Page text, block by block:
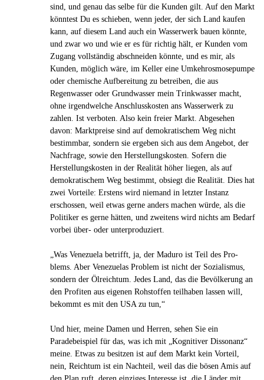
sind, und genau das selbe für die Kunden gilt. Auf den Markt
könntest Du es schieben, wenn jeder, der sich Land kaufen
kann, auf diesem Land auch ein Wasserwerk bauen könnte,
und zwar wo und wie er es für richtig hält, er Kunden vom
Zugang vollständig abschneiden könnte, und es mir, als
Kunden, möglich wäre, im Keller eine Umkehrosmosepumpe
oder chemische Aufbereitung zu betreiben, die aus
Regenwasser oder Grundwasser mein Trinkwasser macht,
ohne irgendwelche Anschlusskosten ans Wasserwerk zu
zahlen. Ist verboten. Also kein freier Markt. Abgesehen
davon: Marktpreise sind auf demokratischem Weg nicht
bestimmbar, sondern sie ergeben sich aus dem Angebot, der
Nachfrage, sowie den Herstellungskosten. Sofern die
Herstellungskosten in der Realität höher liegen, als auf
demokratischem Weg bestimmt, obsiegt die Realität. Dies hat
zwei Vorteile: Erstens wird niemand in letzter Instanz
erschossen, weil etwas gerne anders machen würde, als die
Politiker es gerne hätten, und zweitens wird nichts am Bedarf
vorbei über- oder unterproduziert.
„Was Vene­zuela betrifft, ja, der Maduro ist Teil des Pro­
blems. Aber Vene­zue­las Problem ist nicht der Sozia­lis­mus,
sondern der Ölreich­tum. Jedes Land, das die Bevöl­ke­rung an
den Pro­fi­ten aus eigenen Roh­stof­fen teil­ha­ben lassen will,
bekommt es mit den USA zu tun,“
Und hier, meine Damen und Herren, sehen Sie ein
Paradebeispiel für das, was ich mit „Kognitiver Dissonanz“
meine. Etwas zu besitzen ist auf dem Markt kein Vorteil,
nein, Reichtum ist ein Nachteil, weil das die bösen Amis auf